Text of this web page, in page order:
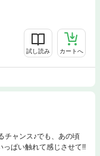
試し読み カートへ
チャンス♪でも、あの頃
っぱい触れて感じさせて!!